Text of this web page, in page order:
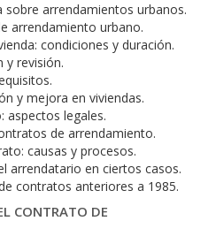
sobre arrendamientos urbanos.
arrendamiento urbano.
condiciones y duración.
y revisión.
y mejora en viviendas.
aspectos legales.
de arrendamiento.
causas y procesos.
arrendatario en ciertos casos.
contratos anteriores a 1985.
CONTRATO DE